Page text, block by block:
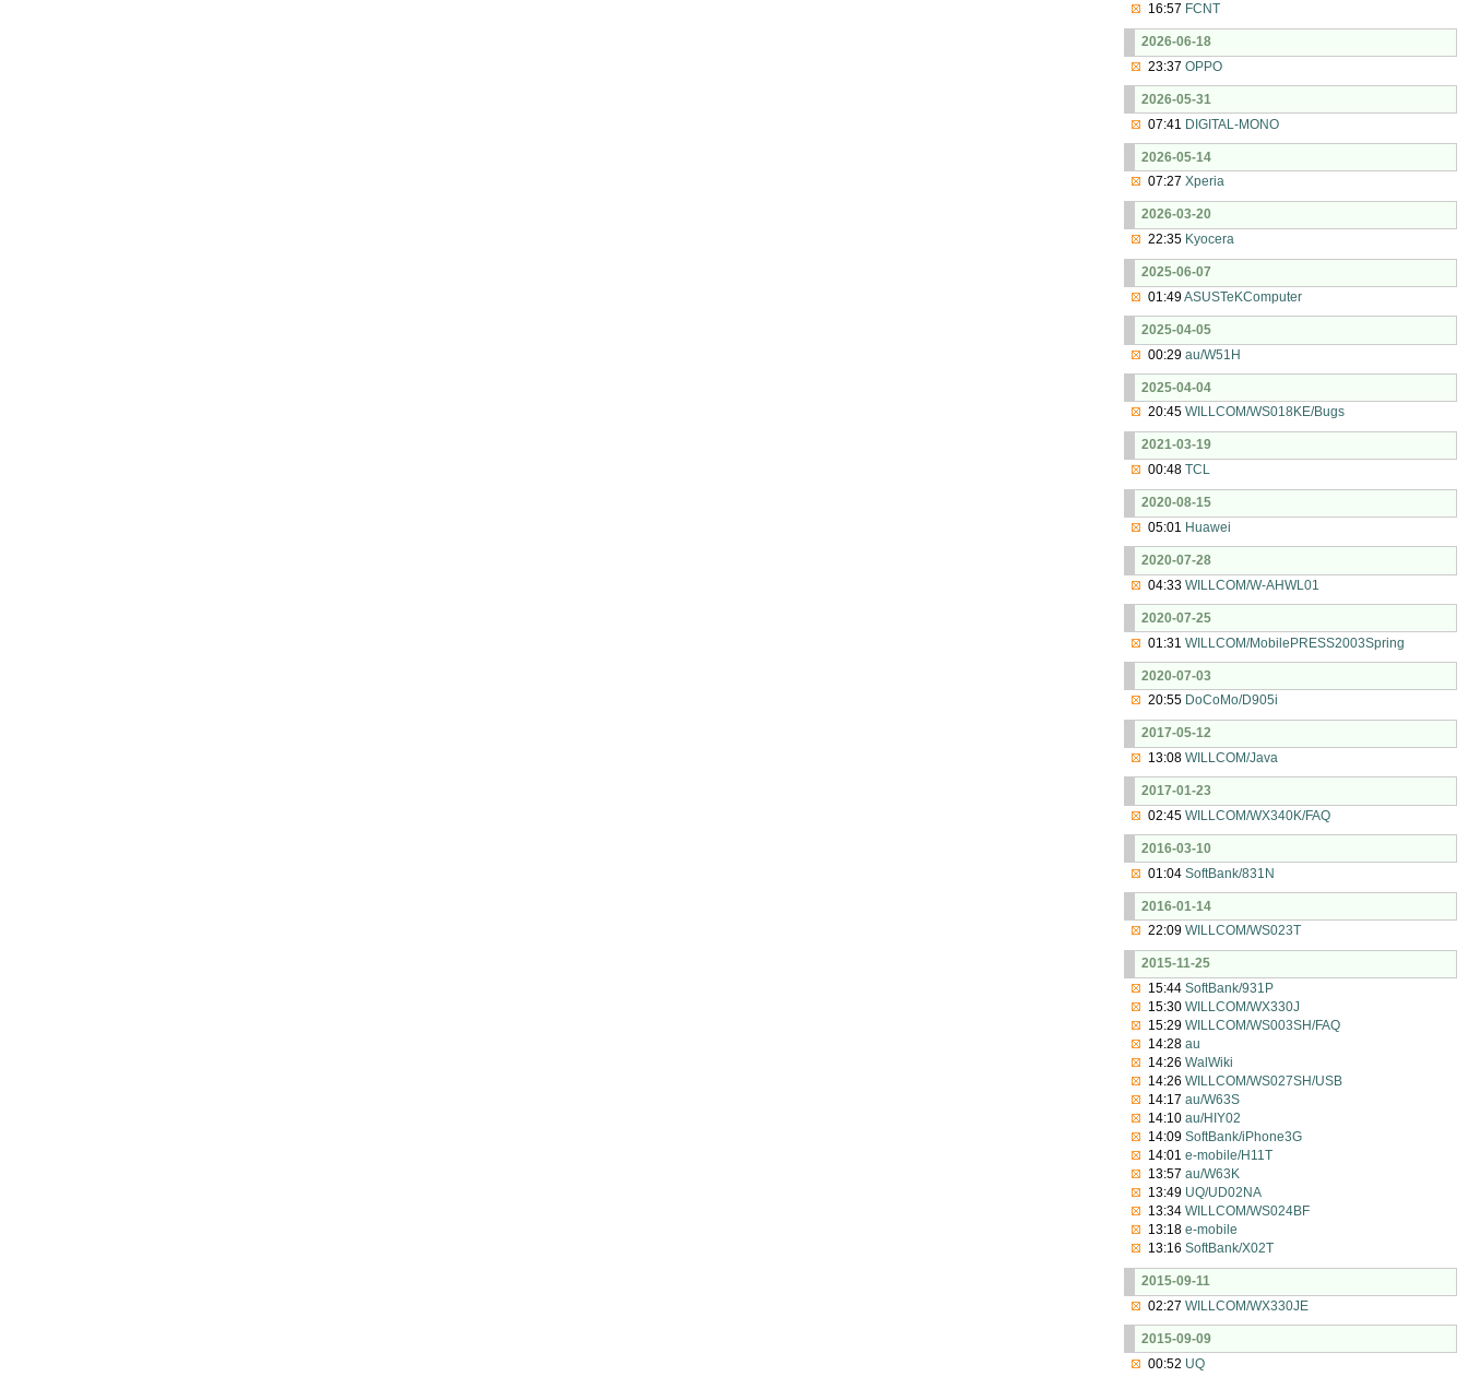
16:57 FCNT
2026-06-18
23:37OPPO
2026-05-31
07:41 DIGITAL-MONO
2026-05-14
07:27Xperia
2026-03-20
22:35 Kyocera
2025-06-07
01:49ASUSTeKComputer
2025-04-05
00:29au/W51H
2025-04-04
20:45WILLCOM/WS018KE/Bugs
2021-03-19
00:48TCL
2020-08-15
05:01 Huawei
2020-07-28
04:33WILLCOM/W-AHWL01
2020-07-25
01:31WILLCOM/MobilePRESS2003Spring
2020-07-03
20:55 DoCoMo/D905i
2017-05-12
13:08WILLCOM/Java
2017-01-23
02:45WILLCOM/WX340K/FAQ
2016-03-10
01:04SoftBank/831N
2016-01-14
22:09WILLCOM/WS023T
2015-11-25
15:44SoftBank/931P
15:30WILLCOM/WX330J
15:29WILLCOM/WS003SH/FAQ
14:28au
14:26WalWiki
14:26WILLCOM/WS027SH/USB
14:17au/W63S
14:10au/HIY02
14:09SoftBank/iPhone3G
14:01e-mobile/H11T
13:57au/W63K
13:49 UQ/UD02NA
13:34WILLCOM/WS024BF
13:18e-mobile
13:16SoftBank/X02T
2015-09-11
02:27WILLCOM/WX330JE
2015-09-09
00:52 UQ